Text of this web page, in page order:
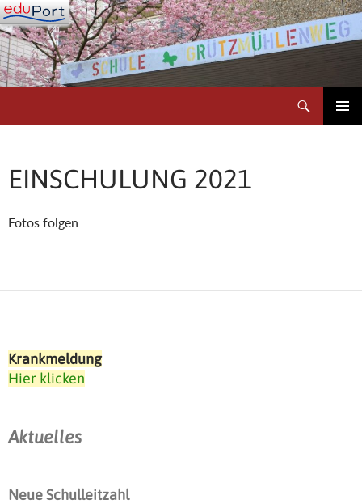
Zum
Inhalt
springen
EINSCHULUNG 2021
Fotos folgen
Krankmeldung
Hier klicken
Aktuelles
Neue Schulleitzahl